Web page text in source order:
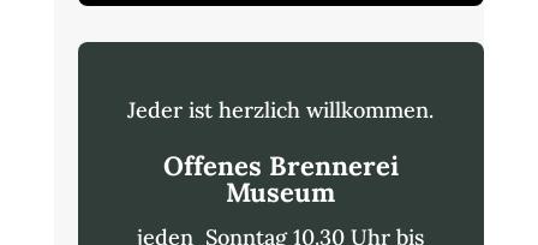
Jeder ist herzlich willkommen.
Offenes Brennerei
Museum
jeden Sonntag 10.30 Uhr bis